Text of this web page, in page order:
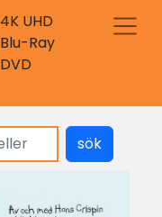
4K UHD
Blu-Ray
DVD
sök